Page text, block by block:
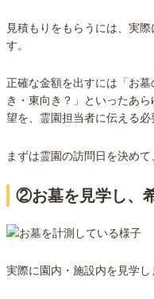
見積もりをもらうには、実
す。
正確な金額を出すには「お
き・東向き？」といったあ
望を、霊園担当者に伝える必
まずは霊園の訪問日を決めて
②お墓を見学し、
実際に園内・施設内を見学し